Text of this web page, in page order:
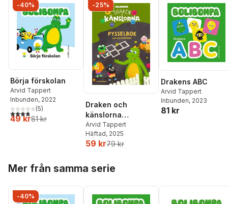
-40%
Börja förskolan
Arvid Tappert
Inbunden, 2022
3,8utav 5 stjärnor. Totalt antal röster:
(5)
49 kr81 kr
-25%
Draken och
känslorna
pysselbok : med
klistermärken
Arvid Tappert
Häftad, 2025
59 kr79 kr
Drakens ABC
Arvid Tappert
Inbunden, 2023
81 kr
Mer från samma serie
-40%